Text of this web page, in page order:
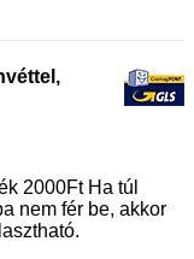
2000Ft Ha túl
nem fér be, akkor